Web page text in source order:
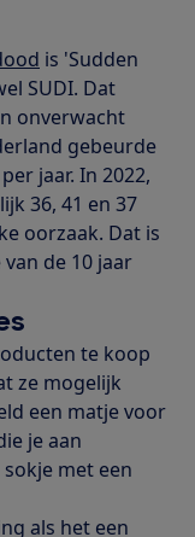
is 'Sudden
SUDI. Dat
onverwacht
gebeurde
jaar. In 2022,
36, 41 en 37
oorzaak. Dat is
de 10 jaar
te koop
ze mogelijk
een matje voor
je aan
met een
als het een